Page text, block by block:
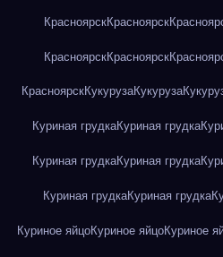
КрасноярскКрасноярск
КрасноярскКрасноярск
КрасноярскКукурузаКукуруза
Куриная грудкаКуриная грудка
Куриная грудкаКуриная грудка
Куриная грудкаКуриная грудка
Куриное яйцоКуриное яйцоКуриное